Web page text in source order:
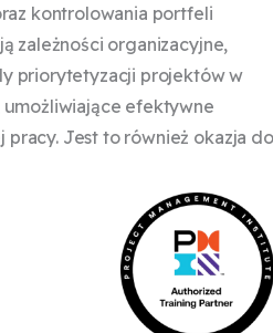
kontrolowania portfeli
zależności organizacyjne,
priorytetyzacji projektów w
umożliwiające efektywne
pracy. Jest to również okazja do